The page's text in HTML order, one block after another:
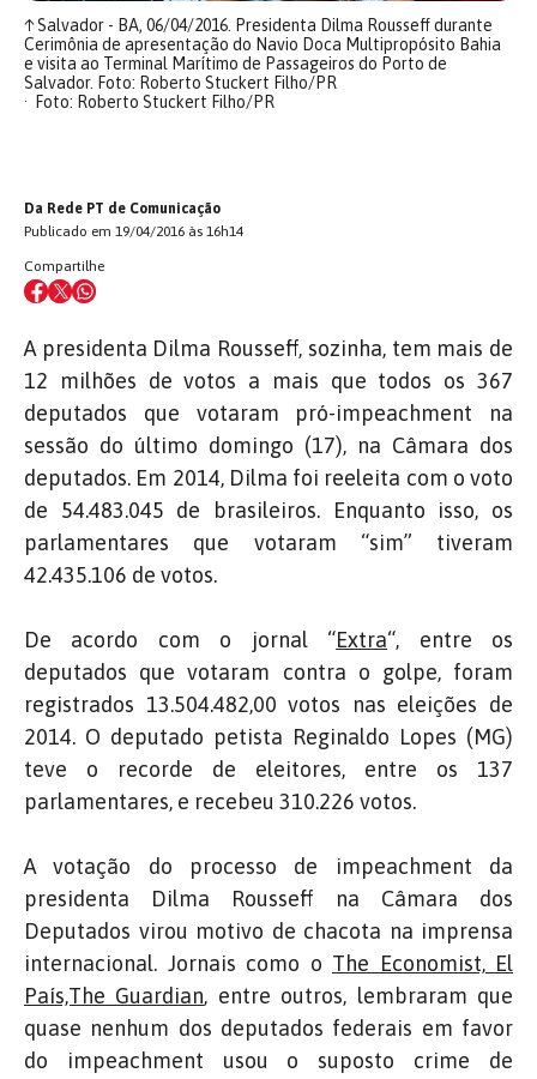
↑Salvador - BA, 06/04/2016. Presidenta Dilma Rousseff durante
Cerimônia de apresentação do Navio Doca Multipropósito Bahia
e visita ao Terminal Marítimo de Passageiros do Porto de
Salvador. Foto: Roberto Stuckert Filho/PR
Foto: Roberto Stuckert Filho/PR
Da Rede PT de Comunicação
Publicado em 19/04/2016 às 16h14
Compartilhe
A presidenta Dilma Rousseff, sozinha, tem mais de
12 milhões de votos a mais que todos os 367
deputados que votaram pró-impeachment na
sessão do último domingo (17), na Câmara dos
deputados. Em 2014, Dilma foi reeleita com o voto
de 54.483.045 de brasileiros. Enquanto isso, os
parlamentares que votaram “sim” tiveram
42.435.106 de votos.
De acordo com o jornal “Extra“, entre os
deputados que votaram contra o golpe, foram
registrados 13.504.482,00 votos nas eleições de
2014. O deputado petista Reginaldo Lopes (MG)
teve o recorde de eleitores, entre os 137
parlamentares, e recebeu 310.226 votos.
A votação do processo de impeachment da
presidenta Dilma Rousseff na Câmara dos
Deputados virou motivo de chacota na imprensa
internacional. Jornais como o The Economist, El
País,The Guardian, entre outros, lembraram que
quase nenhum dos deputados federais em favor
do impeachment usou o suposto crime de